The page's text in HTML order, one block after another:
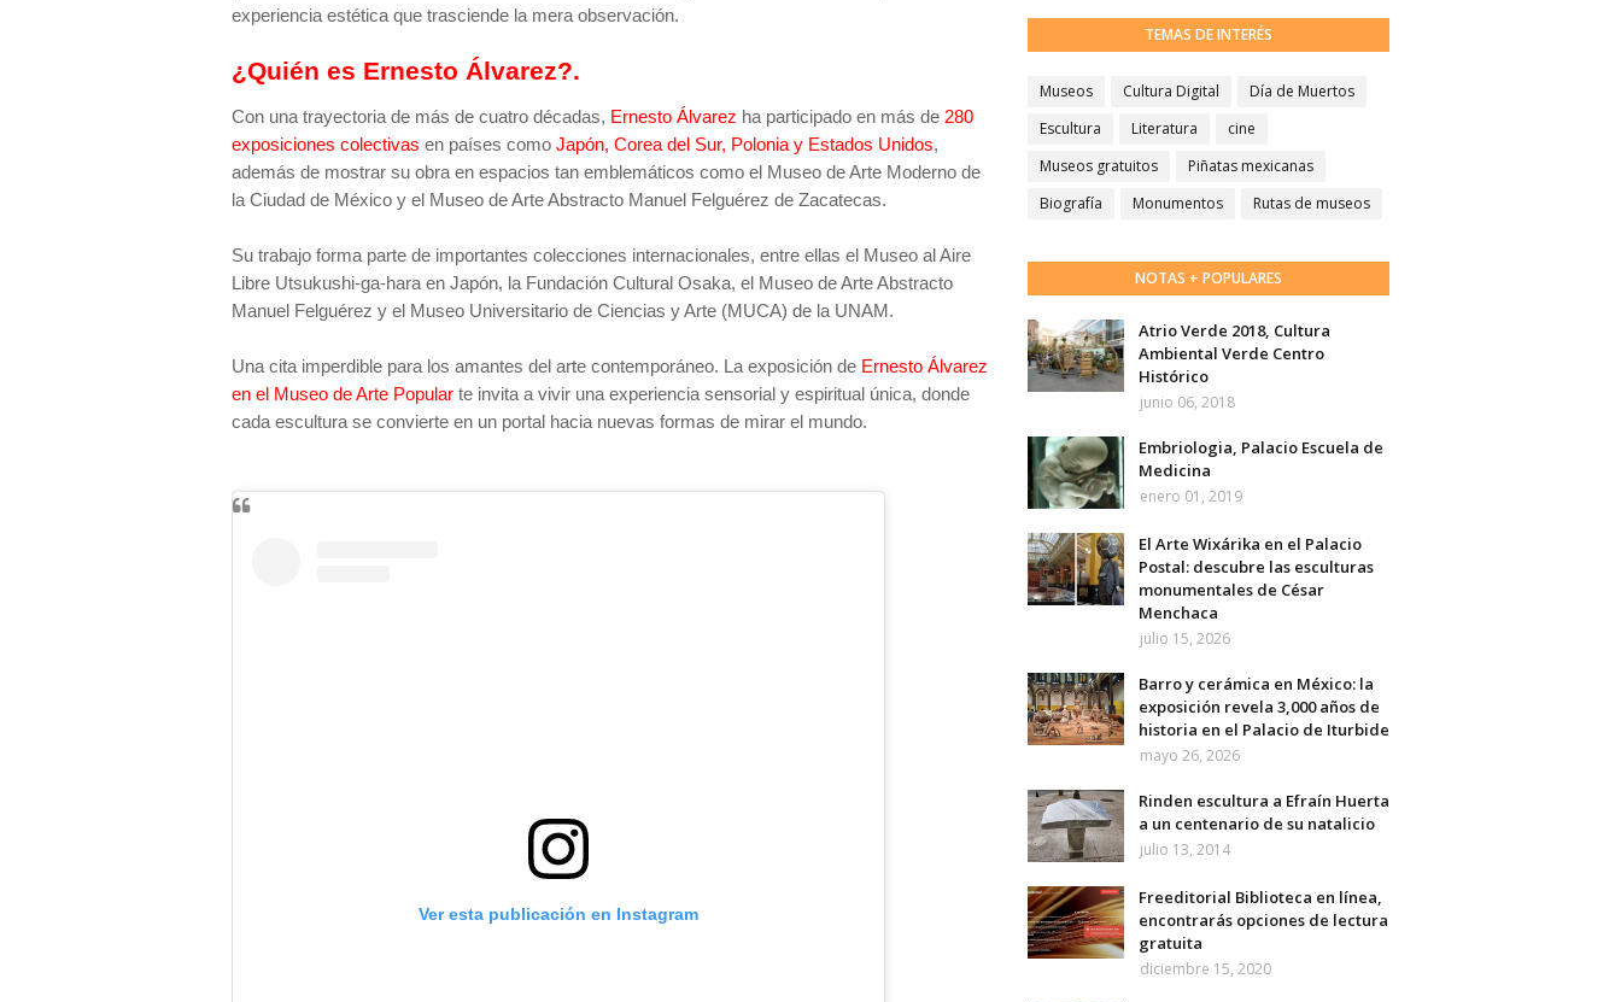
experiencia estética que trasciende la mera observación.
¿Quién es Ernesto Álvarez?.
Con una trayectoria de más de cuatro décadas, Ernesto Álvarez ha participado en más de 280
exposiciones colectivas en países como Japón, Corea del Sur, Polonia y Estados Unidos,
además de mostrar su obra en espacios tan emblemáticos como el Museo de Arte Moderno de
la Ciudad de México y el Museo de Arte Abstracto Manuel Felguérez de Zacatecas.
Su trabajo forma parte de importantes colecciones internacionales, entre ellas el Museo al Aire
Libre Utsukushi-ga-hara en Japón, la Fundación Cultural Osaka, el Museo de Arte Abstracto
Manuel Felguérez y el Museo Universitario de Ciencias y Arte (MUCA) de la UNAM.
Una cita imperdible para los amantes del arte contemporáneo. La exposición de Ernesto Álvarez
en el Museo de Arte Popular te invita a vivir una experiencia sensorial y espiritual única, donde
cada escultura se convierte en un portal hacia nuevas formas de mirar el mundo.
Ver esta publicación en Instagram
TEMAS DE INTERÉS
Museos Cultura Digital
Día de Muertos
Escultura
Literatura
cine
Museos gratuitos
Piñatas mexicanas
Biografía
Monumentos Rutas de museos
NOTAS + POPULARES
Atrio Verde 2018, Cultura
Ambiental Verde Centro
Histórico
junio 06, 2018
Embriologia, Palacio Escuela de
Medicina
enero 01, 2019
El Arte Wixárika en el Palacio
Postal: descubre las esculturas
monumentales de César
Menchaca
julio 15, 2026
Barro y cerámica en México: la
exposición revela 3,000 años de
historia en el Palacio de Iturbide
mayo 26, 2026
Rinden escultura a Efraín Huerta
a un centenario de su natalicio
julio 13, 2014
Freeditorial Biblioteca en línea,
encontrarás opciones de lectura
gratuita
diciembre 15, 2020